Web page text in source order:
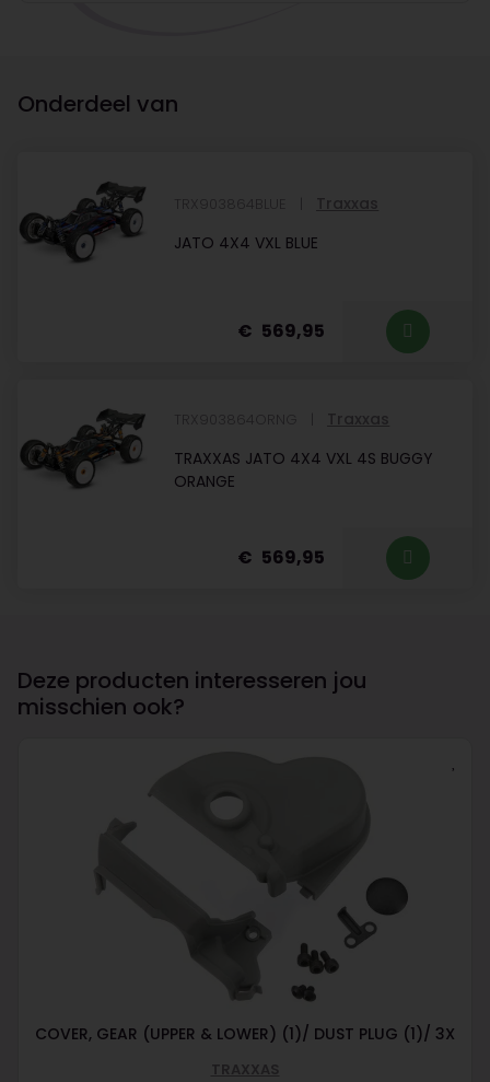
Onderdeel van
TRX903864BLUE
Traxxas
JATO 4X4 VXL BLUE
569,95
TRX903864ORNG
Traxxas
TRAXXAS JATO 4X4 VXL 4S BUGGY
ORANGE
569,95
Deze producten interesseren jou
misschien ook?
COVER, GEAR (UPPER & LOWER) (1)/ DUST PLUG (1)/ 3X
TRAXXAS